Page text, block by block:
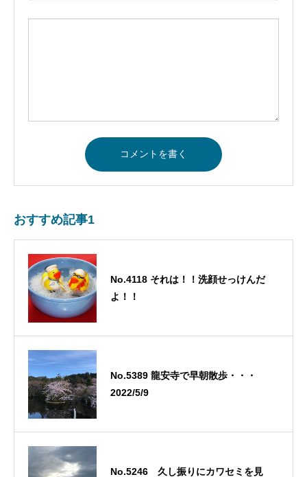
おすすめ記事1
No.4118 それは！！洗顔せっけんだ
よ！！
No.5389 龍安寺で早朝散歩・・・
2022/5/9
No.5246 久し振りにカワセミを見